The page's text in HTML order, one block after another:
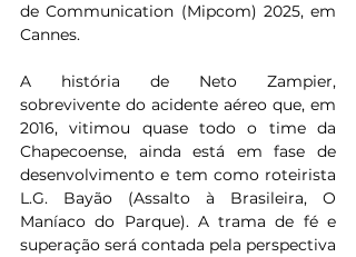
de Communication (Mipcom) 2025, em
Cannes.
A história de Neto Zampier,
sobrevivente do acidente aéreo que, em
2016, vitimou quase todo o time da
Chapecoense, ainda está em fase de
desenvolvimento e tem como roteirista
L.G. Bayão (Assalto à Brasileira, O
Maníaco do Parque). A trama de fé e
superação será contada pela perspectiva